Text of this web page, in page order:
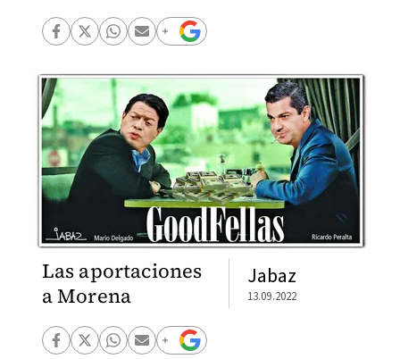
Las aportaciones
a Morena
Jabaz
13.09.2022